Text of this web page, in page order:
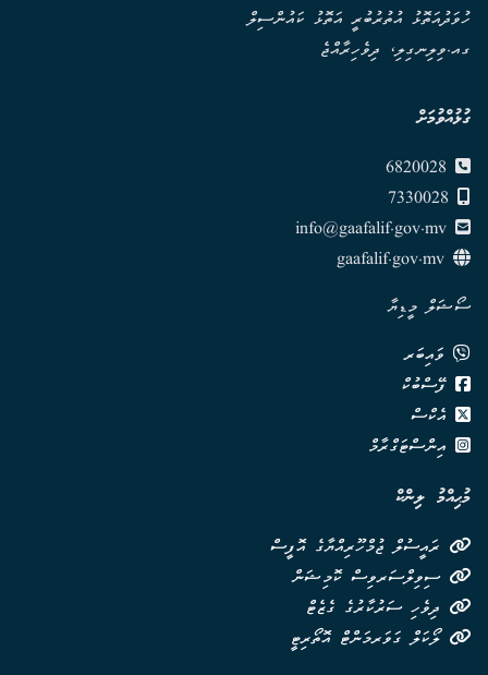
ހުވަދުއަތޮޅު އުތުރުބުރީ އަތޮޅު ކައުންސިލް
ގއ.ވިލިނގިލި، ދިވެހިރާއްޖެ
ގުޅުއްވުމަށް
info@gaafalif.gov.mv
ސޯޝަލް މީޑިޔާ
ވައިބަރ
ފޭސްބުކް
އެކްސް
އިންސްޓަގްރާމް
މުޙިއްމު ލިންކް
ރައީސުލް ޖުމްހޫރިއްޔާގެ އޮފީސް
ސިވިލްސަރވިސް ކޮމިޝަން
ދިވެހި ސަރުކާރުގެ ގެޒެޓް
ލޯކަލް ގަވަރމަންޓް އޮތޯރިޓީ